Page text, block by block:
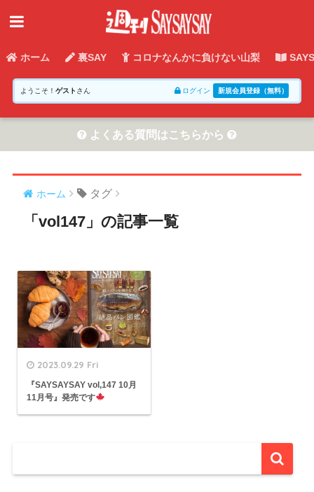
ホーム 裏SAY コロナなんかに負けない山梨
ようこそ！ ゲスト さん ログイン 新規会員登録（無料）
よくある質問はこちらから
ホーム タグ
「vol147」の記事一覧
2023.09.29 Fri
『SAYSAYSAY vol,147 10月
11月号』発売です